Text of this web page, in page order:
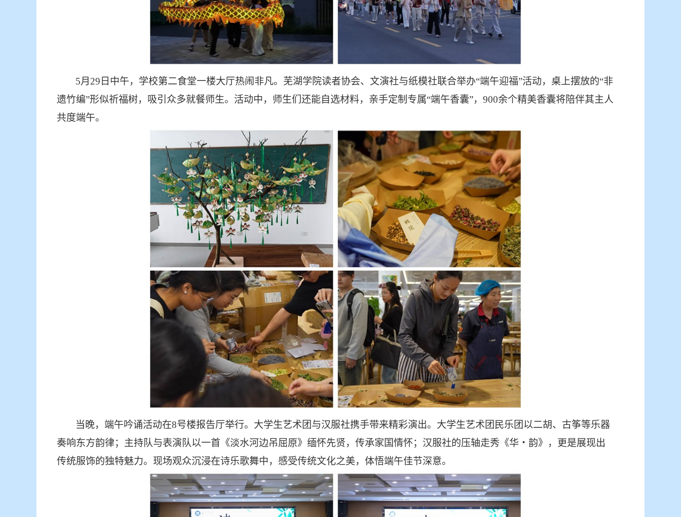
5月29日中午，学校第二食堂一楼大厅热闹非凡。芜湖学院读者协会、文演社与纸模社联合举办“端午迎福”活动，桌上摆放的“非
遗竹编”形似祈福树，吸引众多就餐师生。活动中，师生们还能自选材料，亲手定制专属“端午香囊”，900余个精美香囊将陪伴其主人
共度端午。
当晚，端午吟诵活动在8号楼报告厅举行。大学生艺术团与汉服社携手带来精彩演出。大学生艺术团民乐团以二胡、古筝等乐器
奏响东方韵律；主持队与表演队以一首《淡水河边吊屈原》缅怀先贤，传承家国情怀；汉服社的压轴走秀《华・韵》，更是展现出
传统服饰的独特魅力。现场观众沉浸在诗乐歌舞中，感受传统文化之美，体悟端午佳节深意。